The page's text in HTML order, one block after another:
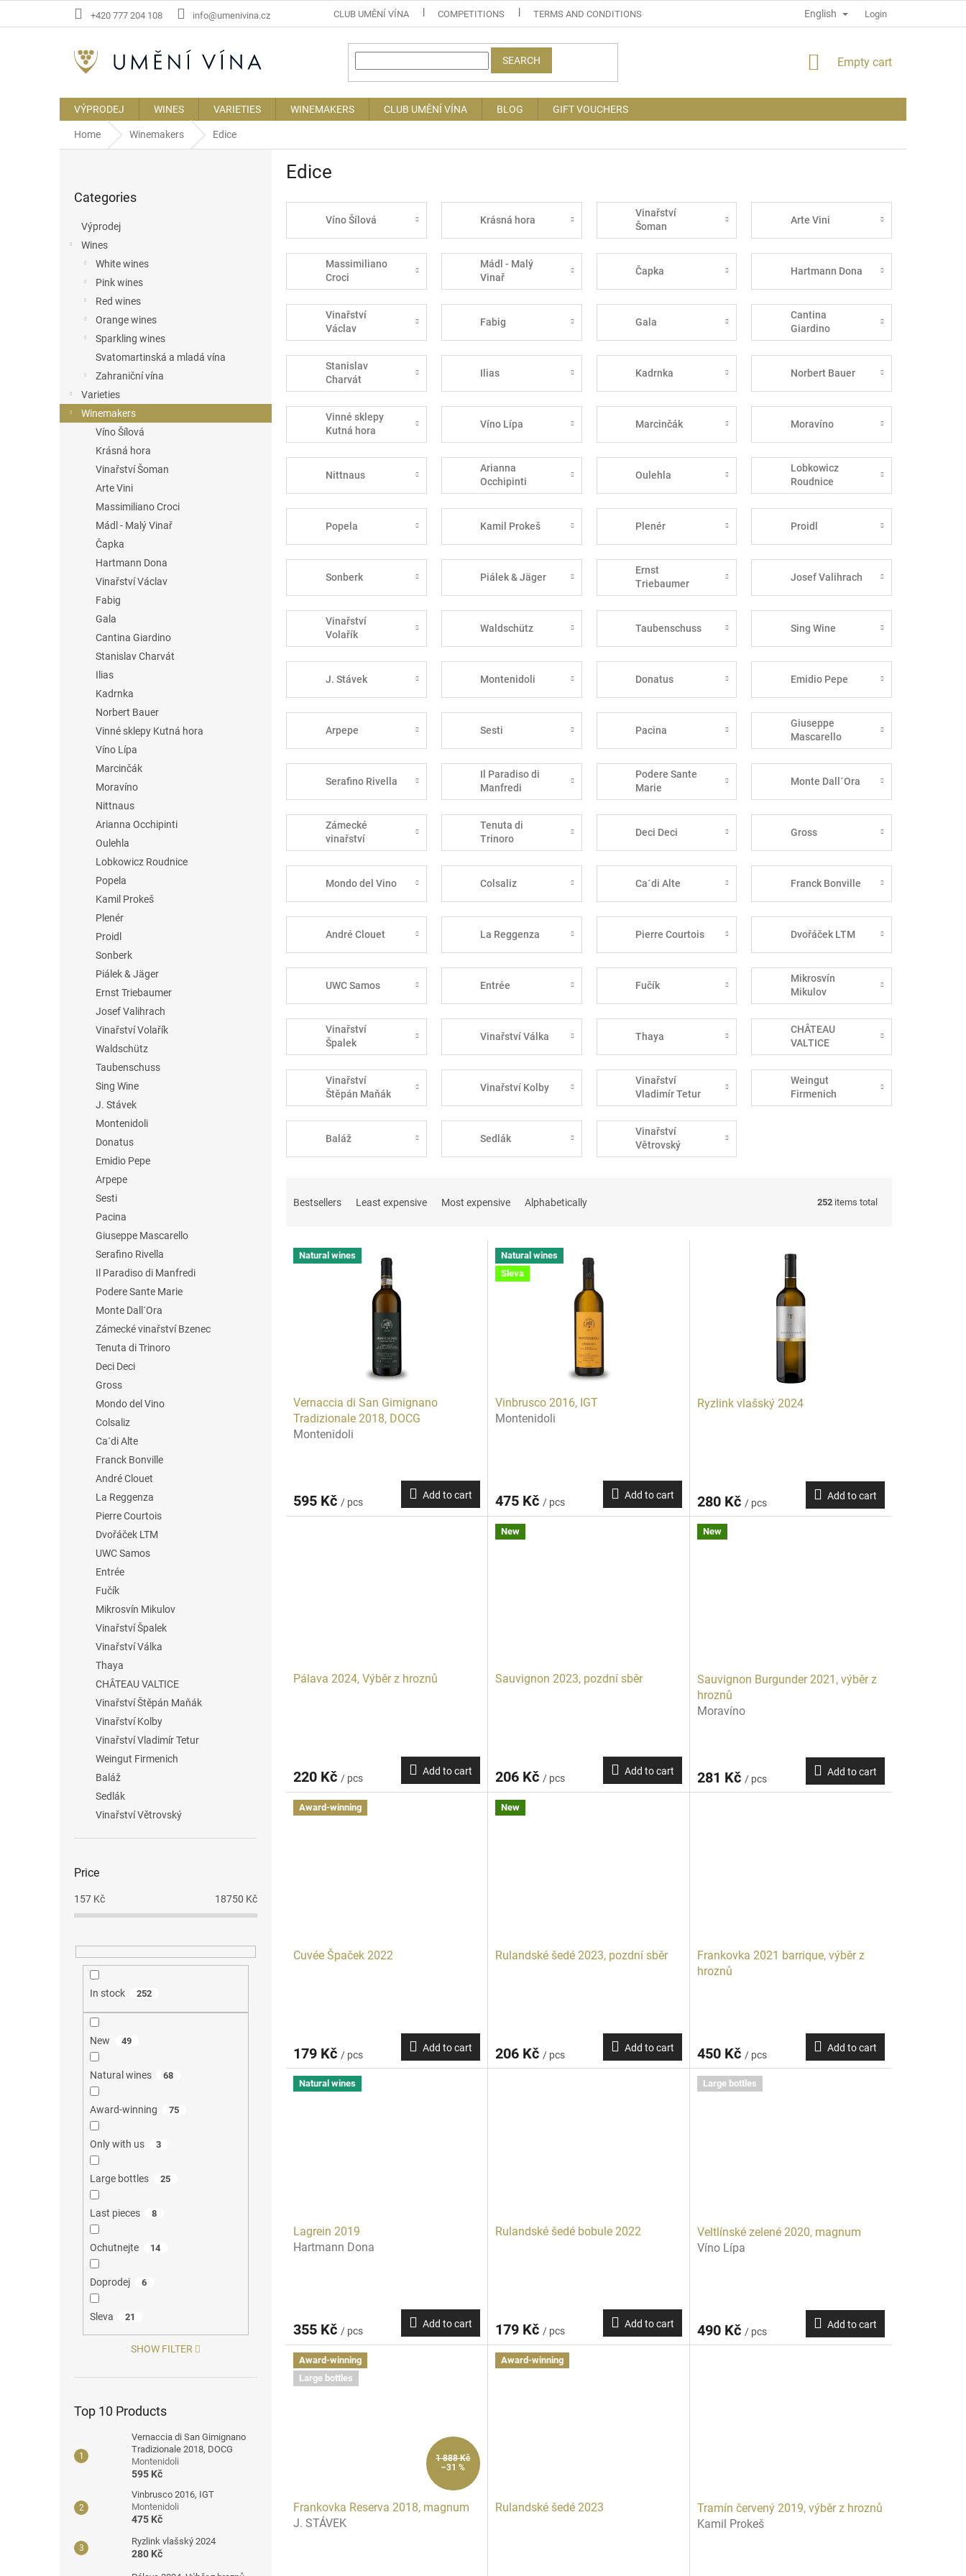
+420 777 204 108 info@umenivina.cz CLUB UMĚNÍ VÍNA COMPETITIONS TERMS AND CONDITIONS INFORMATION ABOUT THE SITE
English Login
SEARCH
SHOPPING
Empty cart
VÝPRODEJ WINES VARIETIES WINEMAKERS CLUB UMĚNÍ VÍNA BLOG GIFT VOUCHERS
Home Winemakers Edice
categories
Categories
Výprodej
Wines
White wines
Pink wines
Red wines
Orange wines
Sparkling wines
Svatomartinská a mladá vína
Zahraniční vína
Varieties
Winemakers
Víno Šílová
Krásná hora
Vinařství Šoman
Arte Vini
Massimiliano Croci
Mádl - Malý Vinař
Čapka
Hartmann Dona
Vinařství Václav
Fabig
Gala
Cantina Giardino
Stanislav Charvát
Ilias
Kadrnka
Norbert Bauer
Vinné sklepy Kutná hora
Víno Lípa
Marcinčák
Moravíno
Nittnaus
Arianna Occhipinti
Oulehla
Lobkowicz Roudnice
Popela
Kamil Prokeš
Plenér
Proidl
Sonberk
Piálek & Jäger
Ernst Triebaumer
Josef Valihrach
Vinařství Volařík
Waldschütz
Taubenschuss
Sing Wine
J. Stávek
Montenidoli
Donatus
Emidio Pepe
Arpepe
Sesti
Pacina
Giuseppe Mascarello
Serafino Rivella
Il Paradiso di Manfredi
Podere Sante Marie
Monte Dall´Ora
Zámecké vinařství Bzenec
Tenuta di Trinoro
Deci Deci
Gross
Mondo del Vino
Colsaliz
Ca´di Alte
Franck Bonville
André Clouet
La Reggenza
Pierre Courtois
Dvořáček LTM
UWC Samos
Entrée
Fučík
Mikrosvín Mikulov
Vinařství Špalek
Vinařství Válka
Thaya
CHÂTEAU VALTICE
Vinařství Štěpán Maňák
Vinařství Kolby
Vinařství Vladimír Tetur
Weingut Firmenich
Baláž
Sedlák
Vinařství Větrovský
Price
157 Kč 18750 Kč
In stock 252
New 49
Natural wines 68
Award-winning 75
Only with us 3
Large bottles 25
Last pieces 8
Ochutnejte 14
Doprodej 6
Sleva 21
SHOW FILTER
Top 10 Products
Vernaccia di San Gimignano
Tradizionale 2018, DOCG
Montenidoli
595 Kč
Vinbrusco 2016, IGT
Montenidoli
475 Kč
Ryzlink vlašský 2024
280 Kč
Edice
Víno Šílová Krásná hora
Vinařství
Šoman
Arte Vini
Massimiliano
Croci
Mádl - Malý
Vinař
Čapka Hartmann Dona
Vinařství
Václav
Fabig Gala
Cantina
Giardino
Stanislav
Charvát
Ilias Kadrnka Norbert Bauer
Vinné sklepy
Kutná hora
Víno Lípa Marcinčák Moravíno
Nittnaus
Arianna
Occhipinti
Oulehla
Lobkowicz
Roudnice
Popela Kamil Prokeš Plenér Proidl
Sonberk Piálek & Jäger
Ernst
Triebaumer
Josef Valihrach
Vinařství
Volařík
Waldschütz Taubenschuss Sing Wine
J. Stávek Montenidoli Donatus Emidio Pepe
Arpepe Sesti Pacina
Giuseppe
Mascarello
Serafino Rivella
Il Paradiso di
Manfredi
Podere Sante
Marie
Monte Dall´Ora
Zámecké
vinařství
Bzenec
Tenuta di
Trinoro
Deci Deci Gross
Mondo del Vino Colsaliz Ca´di Alte Franck Bonville
André Clouet La Reggenza Pierre Courtois Dvořáček LTM
UWC Samos Entrée Fučík
Mikrosvín
Mikulov
Vinařství
Špalek
Vinařství Válka Thaya
CHÂTEAU
VALTICE
Vinařství
Štěpán Maňák
Vinařství Kolby
Vinařství
Vladimír Tetur
Weingut
Firmenich
Baláž Sedlák
Vinařství
Větrovský
Bestsellers Least expensive Most expensive Alphabetically 252 items total
Natural wines
Vernaccia di San Gimignano
Tradizionale 2018, DOCG
Montenidoli
595 Kč / pcs
Add to cart
Natural wines
Sleva
Vinbrusco 2016, IGT
Montenidoli
475 Kč / pcs
Add to cart
Ryzlink vlašský 2024
280 Kč / pcs
Add to cart
Pálava 2024, Výběr z hroznů
220 Kč / pcs
Add to cart
New
Sauvignon 2023, pozdní sběr
206 Kč / pcs
Add to cart
New
Sauvignon Burgunder 2021, výběr z
hroznů
Moravíno
281 Kč / pcs
Add to cart
Award-winning
Cuvée Špaček 2022
179 Kč / pcs
Add to cart
New
Rulandské šedé 2023, pozdní sběr
206 Kč / pcs
Add to cart
Frankovka 2021 barrique, výběr z
hroznů
450 Kč / pcs
Add to cart
Natural wines
Lagrein 2019
Hartmann Dona
355 Kč / pcs
Add to cart
Rulandské šedé bobule 2022
179 Kč / pcs
Add to cart
Large bottles
Veltlínské zelené 2020, magnum
Víno Lípa
490 Kč / pcs
Add to cart
Award-winning
Large bottles
1 888 Kč
–31 %
Frankovka Reserva 2018, magnum
J. STÁVEK
Award-winning
Rulandské šedé 2023
Tramín červený 2019, výběr z hroznů
Kamil Prokeš